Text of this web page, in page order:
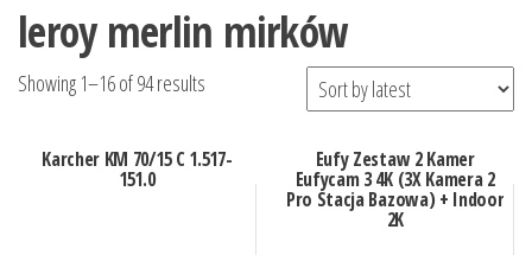
leroy merlin mirków
Showing 1–16 of 94 results
Karcher KM 70/15 C 1.517-
151.0
Eufy Zestaw 2 Kamer
Eufycam 3 4K (3X Kamera 2
Pro Stacja Bazowa) + Indoor
2K